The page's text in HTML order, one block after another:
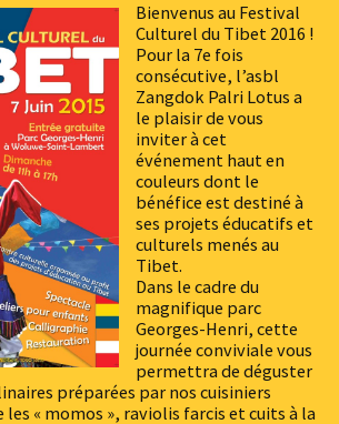
Bienvenus au Festival
Culturel du Tibet 2016 !
Pour la 7e fois
consécutive, l’asbl
Zangdok Palri Lotus a
le plaisir de vous
inviter à cet
événement haut en
couleurs dont le
bénéfice est destiné à
ses projets éducatifs et
culturels menés au
Tibet.
Dans le cadre du
magnifique parc
Georges-Henri, cette
journée conviviale vous
permettra de déguster
préparées par nos cuisiniers
« momos », raviolis farcis et cuits à la